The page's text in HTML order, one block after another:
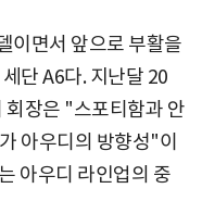
이면서 앞으로 부활을
단 A6다. 지난달 20
회장은 "스포티함과 안
아우디의 방향성"이
아우디 라인업의 중